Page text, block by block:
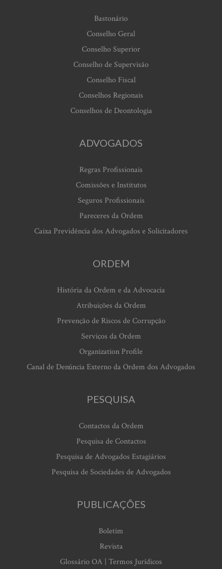
Bastonário
Conselho Geral
Conselho Superior
Conselho de Supervisão
Conselho Fiscal
Conselhos Regionais
Conselhos de Deontologia
ADVOGADOS
Regras Profissionais
Comissões e Institutos
Seguros Profissionais
Pareceres da Ordem
Caixa Previdência dos Advogados e Solicitadores
ORDEM
História da Ordem e da Advocacia
Atribuições da Ordem
Prevenção de Riscos de Corrupção
Serviços da Ordem
Organization Profile
Canal de Denúncia Externo da Ordem dos Advogados
PESQUISA
Contactos da Ordem
Pesquisa de Contactos
Pesquisa de Advogados Estagiários
Pesquisa de Sociedades de Advogados
PUBLICAÇÕES
Boletim
Revista
Glossário OA | Termos Jurídicos